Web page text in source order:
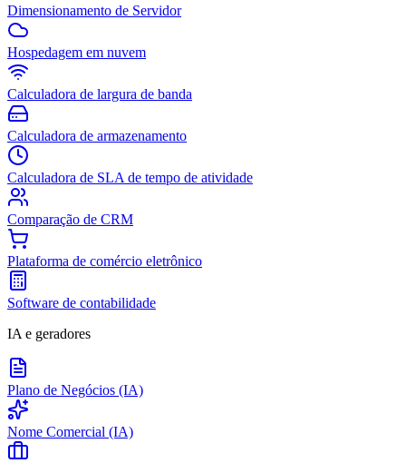
Dimensionamento de Servidor
Hospedagem em nuvem
Calculadora de largura de banda
Calculadora de armazenamento
Calculadora de SLA de tempo de atividade
Comparação de CRM
Plataforma de comércio eletrônico
Software de contabilidade
IA e geradores
Plano de Negócios (IA)
Nome Comercial (IA)